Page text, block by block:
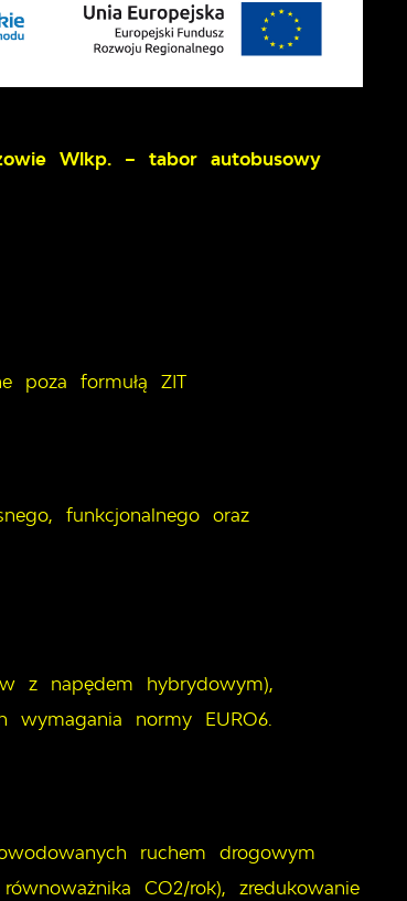
Wlkp. – tabor autobusowy
poza formułą ZIT
funkcjonalnego oraz
z napędem hybrydowym),
wymagania normy EURO6.
ruchem drogowym
CO2/rok), zredukowanie